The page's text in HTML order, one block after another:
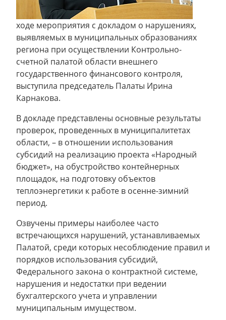
ходе мероприятия с докладом о нарушениях,
выявляемых в муниципальных образованиях
региона при осуществлении Контрольно-
счетной палатой области внешнего
государственного финансового контроля,
выступила председатель Палаты Ирина
Карнакова.
В докладе представлены основные результаты
проверок, проведенных в муниципалитетах
области, – в отношении использования
субсидий на реализацию проекта «Народный
бюджет», на обустройство контейнерных
площадок, на подготовку объектов
теплоэнергетики к работе в осенне-зимний
период.
Озвучены примеры наиболее часто
встречающихся нарушений, устанавливаемых
Палатой, среди которых несоблюдение правил и
порядков использования субсидий,
Федерального закона о контрактной системе,
нарушения и недостатки при ведении
бухгалтерского учета и управлении
муниципальным имуществом.